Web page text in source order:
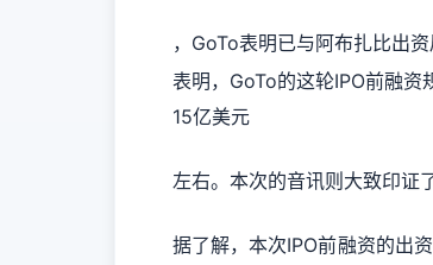
，GoTo表明已与阿布扎比出
表明，GoTo的这轮IPO前融资
15亿美元
左右。本次的音讯则大致印证
据了解，本次IPO前融资的出